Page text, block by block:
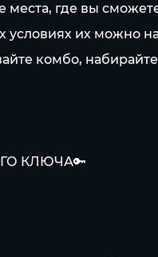
где вы
условиях их можно
комбо, набирайте
КЛЮЧА🔑